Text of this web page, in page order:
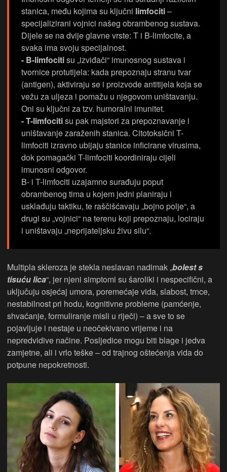
stanica, među kojima su ključni limfociti–
specijalizirani vojnici našeg obrambenog sustava.
Dijele se na dvije glavne vrste: T i B-limfocite, a
svaka ima svoju specijalnost.
- B-limfocitisu „izviđači“ imunosnog sustava i
tvornice protutijela: kada prepoznaju stranu tvar
(antigen), aktiviraju se i proizvode antitijela koja se
vežu za uljeza i pomažu u njegovom uništavanju.
Oni su ključni za tzv. humoralni imunitet.
- T-limfocitisu pak majstori za prepoznavanje i
uništavanje zaraženih stanica. Citotoksični T-
limfociti izravno ubijaju stanice inficirane virusima,
dok pomagački T-limfociti koordiniraju cijeli
imunosni odgovor.
B- i T-limfociti uzajamno surađuju poput
obrambenog tima u kojem jedni planiraju i
usklađuju taktiku, te raščišćavaju „bojno polje“, a
drugi su „vojnici“ na terenu koji prepoznaju, lociraju
i uništavaju „neprijateljsku živu silu“.
Multipla skleroza je stekla neslavan nadimak „bolest s
tisuću lica“, jer njeni simptomi su šaroliki i nespecifični, a
uključuju osjećaj umora, poremećaje vida, slabost, trnce,
nestabilnost pri hodu, kognitivne probleme (pamćenje,
shvaćanje, formuliranje misli u riječi) – a sve to se
pojavljuje i nestaje u neočekivano vrijeme i na
nepredvidive načine. Posljedice mogu biti blage i jedva
zamjetne, ali i vrlo teške – od trajnog oštećenja vida do
potpune nepokretnosti.